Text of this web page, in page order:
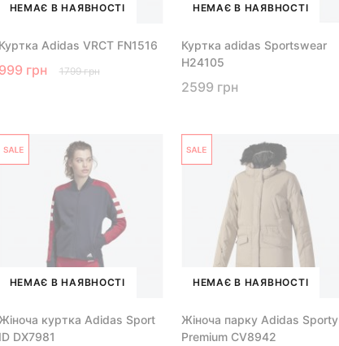
НЕМАЄ В НАЯВНОСТІ
Куртка Adidas VRCT FN1516
999 грн 1799 грн
НЕМАЄ В НАЯВНОСТІ
Куртка adidas Sportswear
H24105
2599 грн
НЕМАЄ В НАЯВНОСТІ
Жіноча куртка Adidas Sport
ID DX7981
НЕМАЄ В НАЯВНОСТІ
Жіноча парку Adidas Sporty
Premium CV8942